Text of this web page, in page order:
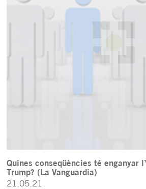
Quines conseqüències té enganyar
Trump? (La Vanguardia)
21.05.21